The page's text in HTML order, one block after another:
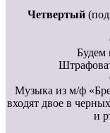
Четвертый
Будем
Музыка из м/ф
входят двое в
и